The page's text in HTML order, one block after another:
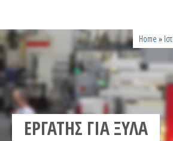
You are here Home »
ΕΡΓΑΤΗΣ ΓΙΑ ΞΥΛΑ